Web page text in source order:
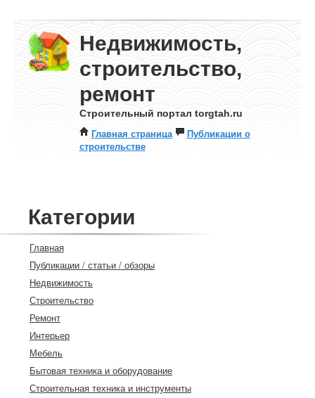
Недвижимость,
строительство,
ремонт
Строительный портал torgtah.ru
Главная страница
Публикации о
строительстве
Категории
Главная
Публикации / статьи / обзоры
Недвижимость
Строительство
Ремонт
Интерьер
Мебель
Бытовая техника и оборудование
Строительная техника и инструменты